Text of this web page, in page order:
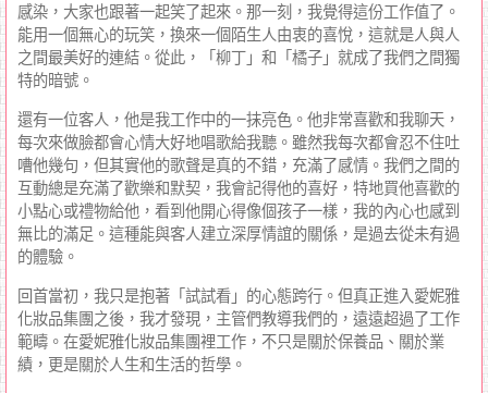
感染，大家也跟著一起笑了起來。那一刻，我覺得這份工作值了。
能用一個無心的玩笑，換來一個陌生人由衷的喜悅，這就是人與人
之間最美好的連結。從此，「柳丁」和「橘子」就成了我們之間獨
特的暗號。
還有一位客人，他是我工作中的一抹亮色。他非常喜歡和我聊天，
每次來做臉都會心情大好地唱歌給我聽。雖然我每次都會忍不住吐
嘈他幾句，但其實他的歌聲是真的不錯，充滿了感情。我們之間的
互動總是充滿了歡樂和默契，我會記得他的喜好，特地買他喜歡的
小點心或禮物給他，看到他開心得像個孩子一樣，我的內心也感到
無比的滿足。這種能與客人建立深厚情誼的關係，是過去從未有過
的體驗。
回首當初，我只是抱著「試試看」的心態跨行。但真正進入愛妮雅
化妝品集團之後，我才發現，主管們教導我們的，遠遠超過了工作
範疇。在愛妮雅化妝品集團裡工作，不只是關於保養品、關於業
績，更是關於人生和生活的哲學。